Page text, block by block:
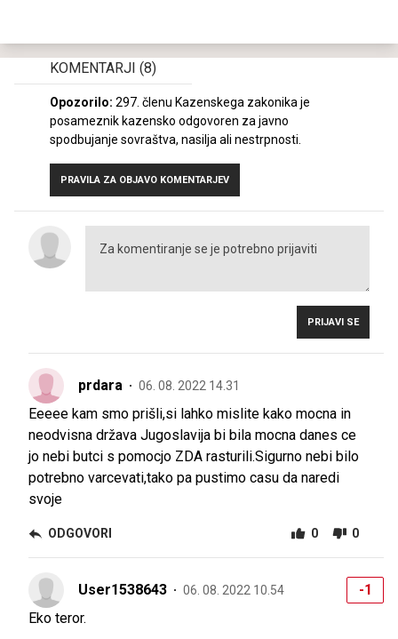
KOMENTARJI (8)
Opozorilo: 297. členu Kazenskega zakonika je
posameznik kazensko odgovoren za javno
spodbujanje sovraštva, nasilja ali nestrpnosti.
PRAVILA ZA OBJAVO KOMENTARJEV
PRIJAVI SE
prdara 06. 08. 2022 14.31
Eeeee kam smo prišli,si lahko mislite kako mocna in
neodvisna država Jugoslavija bi bila mocna danes ce
jo nebi butci s pomocjo ZDA rasturili.Sigurno nebi bilo
potrebno varcevati,tako pa pustimo casu da naredi
svoje
ODGOVORI 0 0
User1538643 06. 08. 2022 10.54
-1
Eko teror.